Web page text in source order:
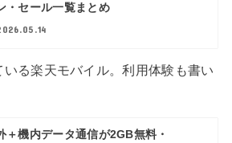
・セール一覧まとめ
る楽天モバイル。利用体験も書い
＋機内データ通信が2GB無料・